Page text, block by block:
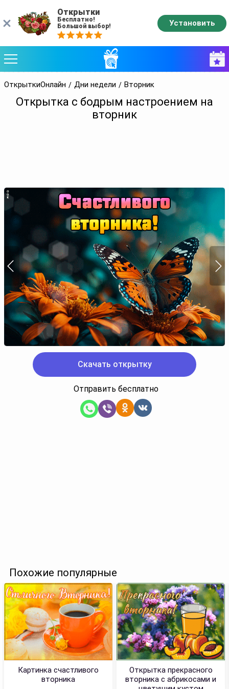
ОткрыткиОнлайн Дни недели Вторник
Открытка с бодрым настроением на
вторник
Скачать открытку
Отправить бесплатно
Похожие популярные
Картинка счастливого
вторника
Открытка прекрасного
вторника с абрикосами и
Открытки
Бесплатно!
Большой выбор!
Установить